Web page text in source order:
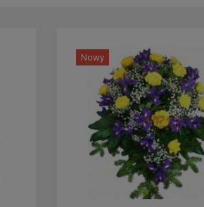
Nowy